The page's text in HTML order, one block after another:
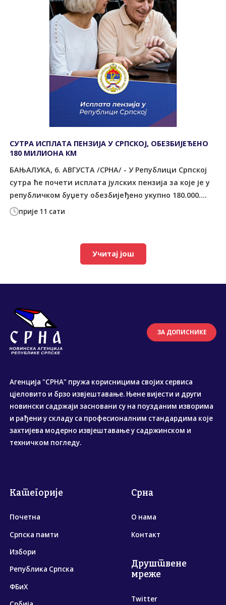
прије 11 сати
СУТРА ИСПЛАТА ПЕНЗИЈА У СРПСКОЈ, ОБЕЗБИЈЕЂЕНО
180 МИЛИОНА КМ
БАЊАЛУКА, 6. АВГУСТА /СРНА/ - У Републици Српској
сутра ће почети исплата јулских пензија за које је у
републичком буџету обезбијеђено укупно 180.000....
Учитај још
ЗА ДОПИСНИКЕ
Агенција "СРНА" пружа корисницима својих сервиса
цјеловито и брзо извјештавање. Њене вијести и други
новински садржаји засновани су на поузданим изворима
и рађени у складу са професионалним стандардима које
захтијева модерно извјештавање у садржинском и
техничком погледу.
Категорије
Почетна
Српска памти
Избори
Република Српска
ФБиХ
Срна
О нама
Контакт
Друштвене
мреже
Twitter